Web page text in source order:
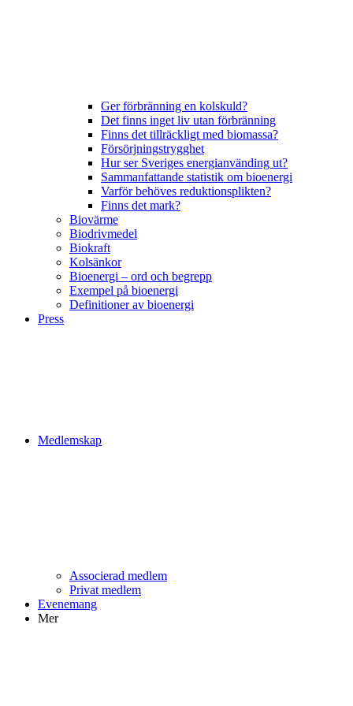
Ger förbränning en kolskuld?
Det finns inget liv utan förbränning
Finns det tillräckligt med biomassa?
Försörjningstrygghet
Hur ser Sveriges energianvänding ut?
Sammanfattande statistik om bioenergi
Varför behöves reduktionsplikten?
Finns det mark?
Biovärme
Biodrivmedel
Biokraft
Kolsänkor
Bioenergi – ord och begrepp
Exempel på bioenergi
Definitioner av bioenergi
Press
Medlemskap
Associerad medlem
Privat medlem
Evenemang
Mer